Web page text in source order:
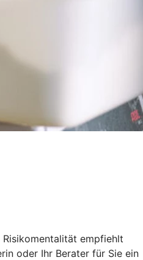
empfiehlt
oder Ihr Berater für Sie ein